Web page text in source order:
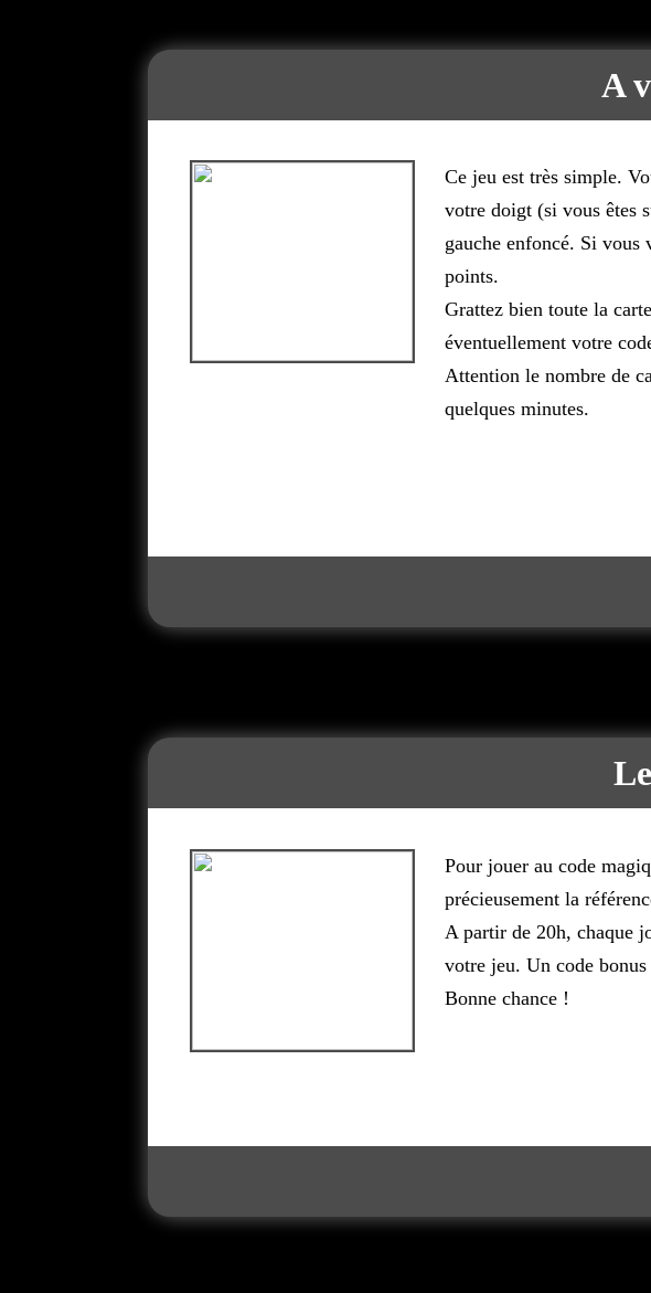
A
Ce jeu est très simple.
votre doigt (si vous êtes
gauche enfoncé. Si vous
points.
Grattez bien toute la
éventuellement votre
Attention le nombre de
quelques minutes.
Pour jouer au code
précieusement la
A partir de 20h, chaque
votre jeu. Un code bonus
Bonne chance !